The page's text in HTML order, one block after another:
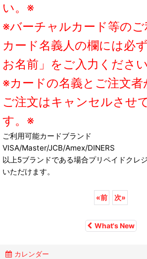
い。※
※バーチャルカード等のご
カード名義人の欄には必
お名前」をご入力くださ
※カードの名義とご注文者
ご注文はキャンセルさせ
す。※
ご利用可能カードブランド
VISA/Master/JCB/Amex/DINERS
以上5ブランドである場合プリペイドクレ
いただけます。
«前 次»
What's New
カレンダー